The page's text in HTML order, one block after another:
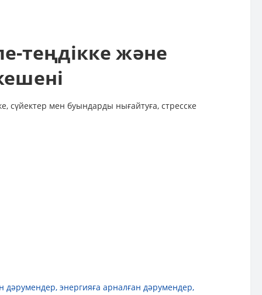
теңдікке және
сүйектер мен буындарды нығайтуға, стресске
дәрумендер, энергияға арналған дәрумендер,